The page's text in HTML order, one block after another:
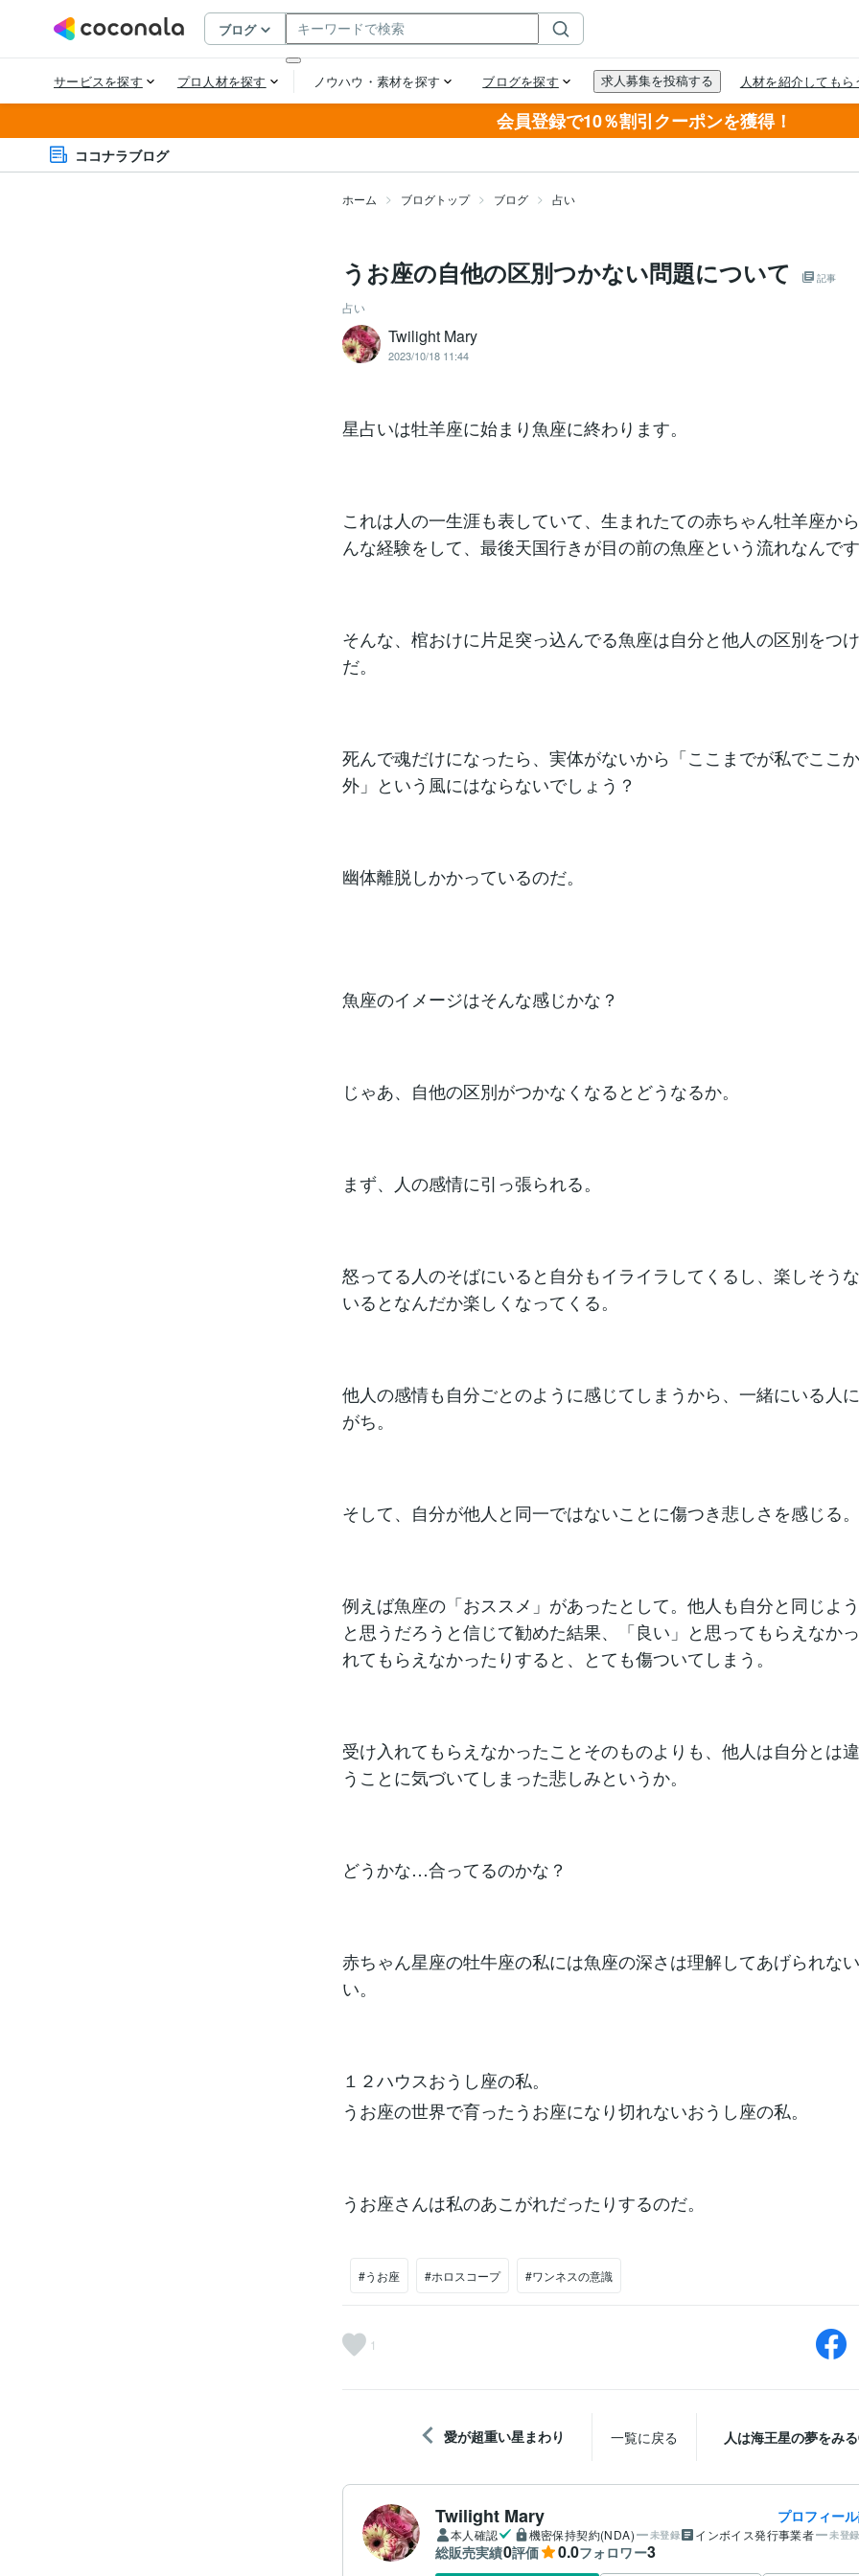
会員登録で10％割引クーポンを獲得！
ココナラブログ
ホーム ブログトップ ブログ 占い
うお座の自他の区別つかない問題について 記事
占い
Twilight Mary
2023/10/18 11:44
星占いは牡羊座に始まり魚座に終わります。
これは人の一生涯も表していて、生まれたての赤ちゃん牡羊座か
んな経験をして、最後天国行きが目の前の魚座という流れなんです
そんな、棺おけに片足突っ込んでる魚座は自分と他人の区別をつ
だ。
死んで魂だけになったら、実体がないから「ここまでが私でここ
外」という風にはならないでしょう？
幽体離脱しかかっているのだ。
魚座のイメージはそんな感じかな？
じゃあ、自他の区別がつかなくなるとどうなるか。
まず、人の感情に引っ張られる。
怒ってる人のそばにいると自分もイライラしてくるし、楽しそう
いるとなんだか楽しくなってくる。
他人の感情も自分ごとのように感じてしまうから、一緒にいる人
がち。
そして、自分が他人と同一ではないことに傷つき悲しさを感じる。
例えば魚座の「おススメ」があったとして。他人も自分と同じよう
と思うだろうと信じて勧めた結果、「良い」と思ってもらえなか
れてもらえなかったりすると、とても傷ついてしまう。
受け入れてもらえなかったことそのものよりも、他人は自分とは
うことに気づいてしまった悲しみというか。
どうかな…合ってるのかな？
赤ちゃん星座の牡牛座の私には魚座の深さは理解してあげられな
い。
１２ハウスおうし座の私。
うお座の世界で育ったうお座になり切れないおうし座の私。
うお座さんは私のあこがれだったりするのだ。
#うお座 #ホロスコープ #ワンネスの意識
1
愛が超重い星まわり 一覧に戻る 人は海王星の夢をみ
Twilight Mary プロフィー
本人確認 機密保持契約(NDA) 未登録 インボイス発行事業者 未登録
総販売実績0評価 0.0フォロワー3